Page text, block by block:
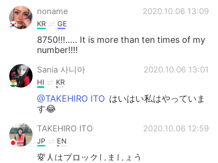
noname 2020.10.06 13:09
KR GE
8750!!!..... It is more than ten times of my
number!!!!
Sania 사니아 2020.10.06 13:01
HI KR
@TAKEHIRO ITO はいはい私はやっていま
す😂
TAKEHIRO ITO 2020.10.06 12:59
JP EN
変人はブロックしましょう